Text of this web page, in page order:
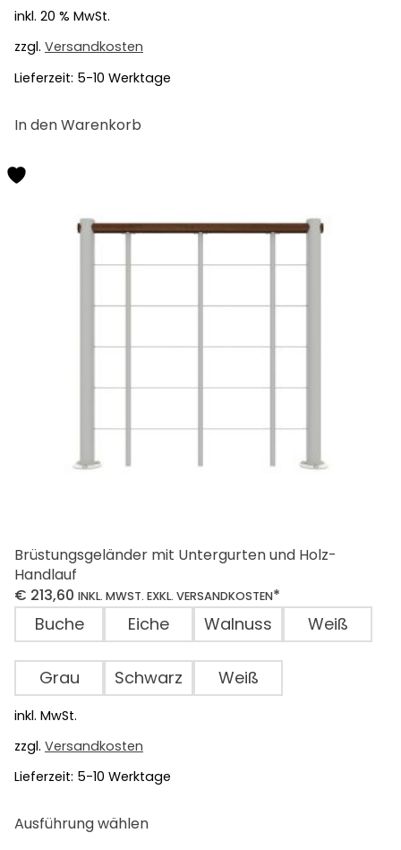
inkl. 20 % MwSt.
zzgl. Versandkosten
Lieferzeit: 5-10 Werktage
In den Warenkorb
Brüstungsgeländer mit Untergurten und Holz-
Handlauf
€ 213,60 INKL. MWST. EXKL. VERSANDKOSTEN*
Buche Eiche Walnuss Weiß
Grau Schwarz Weiß
inkl. MwSt.
zzgl. Versandkosten
Lieferzeit: 5-10 Werktage
Ausführung wählenProdukt